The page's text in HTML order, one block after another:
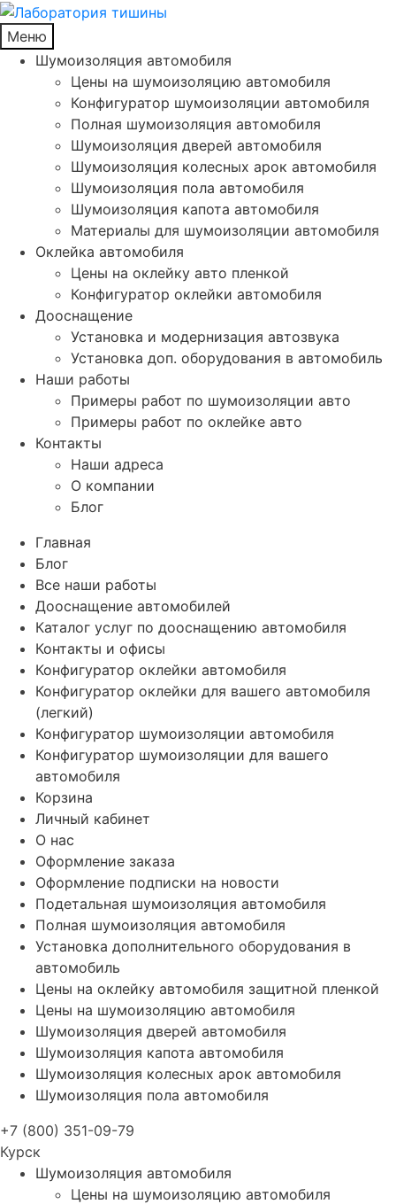
Меню
Шумоизоляция автомобиля
Цены на шумоизоляцию автомобиля
Конфигуратор шумоизоляции автомобиля
Полная шумоизоляция автомобиля
Шумоизоляция дверей автомобиля
Шумоизоляция колесных арок автомобиля
Шумоизоляция пола автомобиля
Шумоизоляция капота автомобиля
Материалы для шумоизоляции автомобиля
Оклейка автомобиля
Цены на оклейку авто пленкой
Конфигуратор оклейки автомобиля
Дооснащение
Установка и модернизация автозвука
Установка доп. оборудования в автомобиль
Наши работы
Примеры работ по шумоизоляции авто
Примеры работ по оклейке авто
Контакты
Наши адреса
О компании
Блог
Главная
Блог
Все наши работы
Дооснащение автомобилей
Каталог услуг по дооснащению автомобиля
Контакты и офисы
Конфигуратор оклейки автомобиля
Конфигуратор оклейки для вашего автомобиля
(легкий)
Конфигуратор шумоизоляции автомобиля
Конфигуратор шумоизоляции для вашего
автомобиля
Корзина
Личный кабинет
О нас
Оформление заказа
Оформление подписки на новости
Подетальная шумоизоляция автомобиля
Полная шумоизоляция автомобиля
Установка дополнительного оборудования в
автомобиль
Цены на оклейку автомобиля защитной пленкой
Цены на шумоизоляцию автомобиля
Шумоизоляция дверей автомобиля
Шумоизоляция капота автомобиля
Шумоизоляция колесных арок автомобиля
Шумоизоляция пола автомобиля
+7 (800) 351-09-79
Курск
Шумоизоляция автомобиля
Цены на шумоизоляцию автомобиля